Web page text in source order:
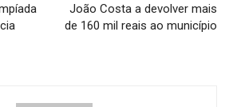
João Costa a devolver mais
de 160 mil reais ao município